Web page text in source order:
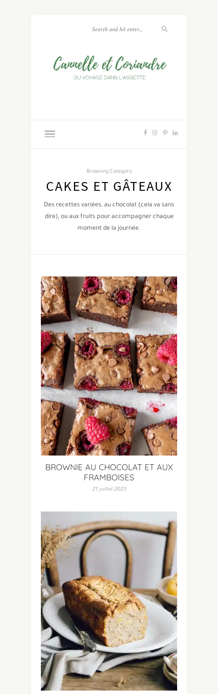
Browsing Category
CAKES ET GÂTEAUX
Des recettes variées, au chocolat (cela va sans
dire), ou aux fruits pour accompagner chaque
moment de la journée.
BROWNIE AU CHOCOLAT ET AUX
FRAMBOISES
21 juillet 2023